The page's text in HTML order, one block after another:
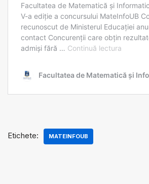
Etichete: MATEINFOUB